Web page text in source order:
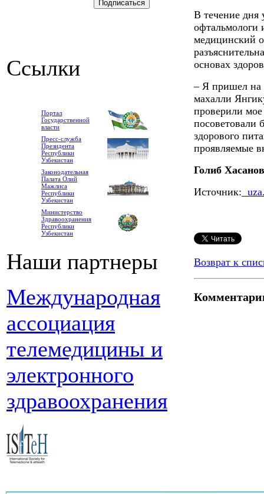
Ссылки
Портал
Государственной
власти
Пресс-служба
Президента
Республики
Узбекистан
Законодательная
Палата Олий
Мажлиса
Республики
Узбекистан
Министерство
Здравоохранения
Республики
Узбекистан
Наши партнеры
Международная
ассоциация
телемедицины и
электронного
здравоохранения
В течение дня
офтальмологи
медицинский
основах
– Я пришел на
махалли
проверили мое
посоветовали
здорового
проявляемые
Голиб
Источник:
Возврат к